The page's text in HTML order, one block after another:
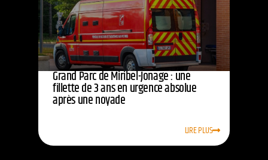
Grand Parc de Miribel-Jonage : une
fillette de 3 ans en urgence absolue
après une noyade
LIRE PLUS